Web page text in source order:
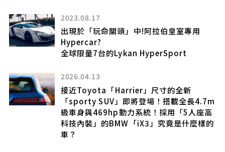
2023.08.17
出現於「玩命關頭」中!阿拉伯皇室專用
Hypercar?
全球限量7台的Lykan HyperSport
2026.04.13
接近Toyota「Harrier」尺寸的全新
「sporty SUV」即將登場！搭載全長4.7m
級車身與469hp動力系統！採用「5人座高
科技內裝」的BMW「iX3」究竟是什麼樣的
車？